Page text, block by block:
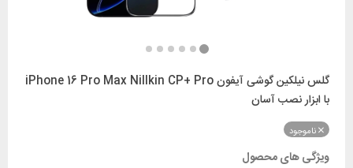
گلس نیلکین گوشی آیفون iPhone 16 Pro Max Nillkin CP+ Pro
با ابزار نصب آسان
ناموجود
ویژگی های محصول